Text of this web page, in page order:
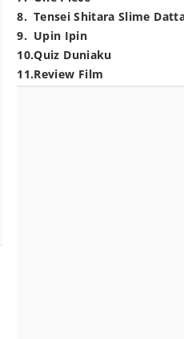
8. Tensei Shitara Slime
9. Upin Ipin
10.Quiz Duniaku
11.Review Film